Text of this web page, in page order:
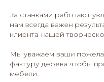
За станками работают
нам всегда важен
клиента нашей
Мы уважаем ваши
фактуру дерева чтобы
мебели.